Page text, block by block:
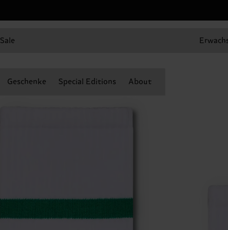
Sale
Geschenke Special Editions About